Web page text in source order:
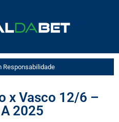
Responsabilidade
x Vasco 12/6 –
2025